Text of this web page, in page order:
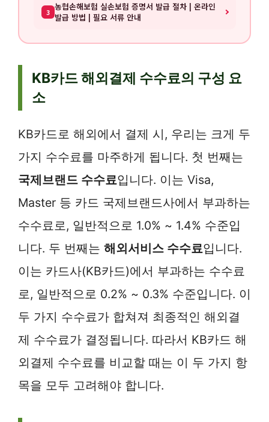
3 농협손해보험 실손보험 증명서 발급 절차 | 온라인
발급 방법 | 필요 서류 안내
KB카드 해외결제 수수료의 구성 요
소
KB카드로 해외에서 결제 시, 우리는 크게 두
가지 수수료를 마주하게 됩니다. 첫 번째는
국제브랜드 수수료입니다. 이는 Visa,
Master 등 카드 국제브랜드사에서 부과하는
수수료로, 일반적으로 1.0% ~ 1.4% 수준입
니다. 두 번째는 해외서비스 수수료입니다.
이는 카드사(KB카드)에서 부과하는 수수료
로, 일반적으로 0.2% ~ 0.3% 수준입니다. 이
두 가지 수수료가 합쳐져 최종적인 해외결
제 수수료가 결정됩니다. 따라서 KB카드 해
외결제 수수료를 비교할 때는 이 두 가지 항
목을 모두 고려해야 합니다.